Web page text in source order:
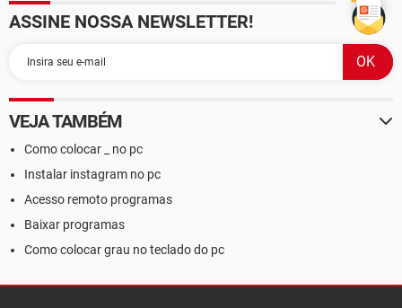
ASSINE NOSSA NEWSLETTER!
VEJA TAMBÉM
Como colocar _ no pc
Instalar instagram no pc
Acesso remoto programas
Baixar programas
Como colocar grau no teclado do pc